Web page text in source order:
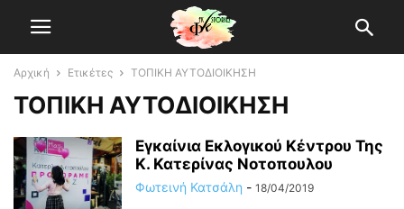
Αρχική Ετικέτες ΤΟΠΙΚΗ ΑΥΤΟΔΙΟΙΚΗΣΗ
ΤΟΠΙΚΗ ΑΥΤΟΔΙΟΙΚΗΣΗ
Εγκαίνια Εκλογικού Κέντρου Της
Κ. Κατερίνας Νοτοπουλου
Φωτεινή Κατσάλη - 18/04/2019